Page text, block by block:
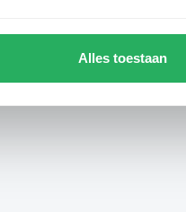
Alles toestaan